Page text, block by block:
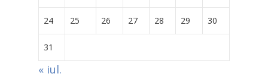
24 25 26 27 28 29 30
31
« iul.